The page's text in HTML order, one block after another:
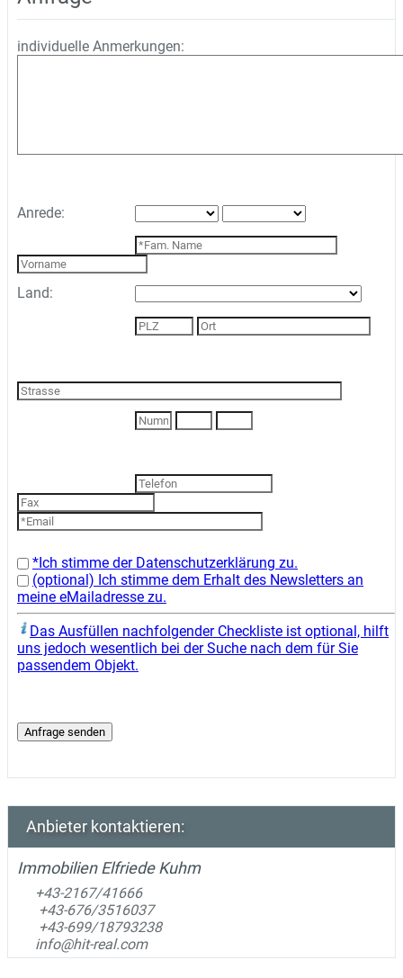
individuelle Anmerkungen:
Anrede:
Land:
*Ich stimme der Datenschutzerklärung zu.
(optional) Ich stimme dem Erhalt des Newsletters an
meine eMailadresse zu.
Das Ausfüllen nachfolgender Checkliste ist optional, hilft
uns jedoch wesentlich bei der Suche nach dem für Sie
passendem Objekt.
Anbieter kontaktieren:
Immobilien Elfriede Kuhm
+43-2167/41666
+43-676/3516037
+43-699/18793238
info@hit-real.com